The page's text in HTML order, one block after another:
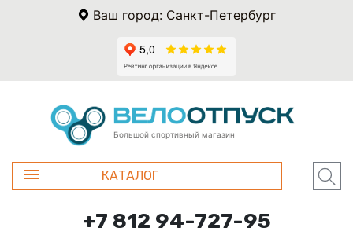
Ваш город: Санкт-Петербург
Большой спортивный магазин
КАТАЛОГ
+7 812 94-727-95